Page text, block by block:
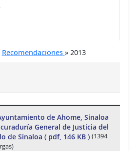
Recomendaciones » 2013
de Ahome, Sinaloa
General de Justicia del
de Sinaloa ( pdf, 146 KB ) (1394